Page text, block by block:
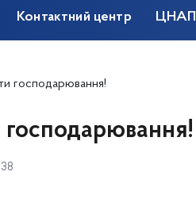
Контактний центр ЦНАП
господарювання!
господарювання!